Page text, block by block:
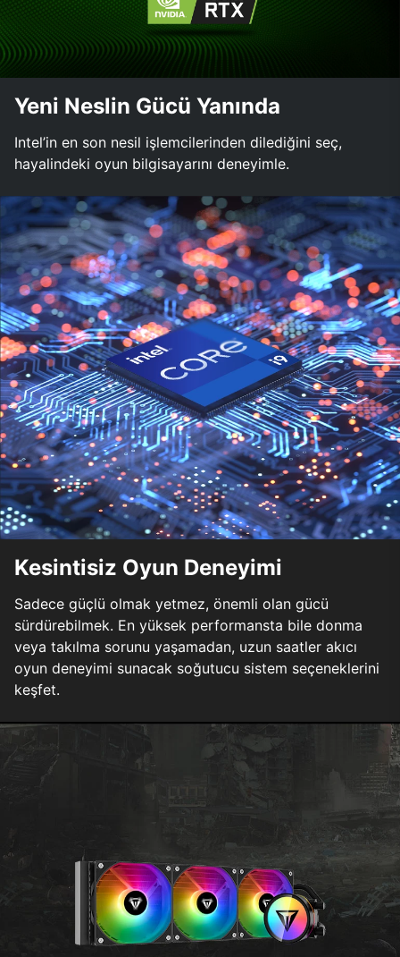
Yeni Neslin Gücü Yanında
Intel’in en son nesil işlemcilerinden dilediğini seç,
hayalindeki oyun bilgisayarını deneyimle.
Kesintisiz Oyun Deneyimi
Sadece güçlü olmak yetmez, önemli olan gücü
sürdürebilmek. En yüksek performansta bile donma
veya takılma sorunu yaşamadan, uzun saatler akıcı
oyun deneyimi sunacak soğutucu sistem seçeneklerini
keşfet.